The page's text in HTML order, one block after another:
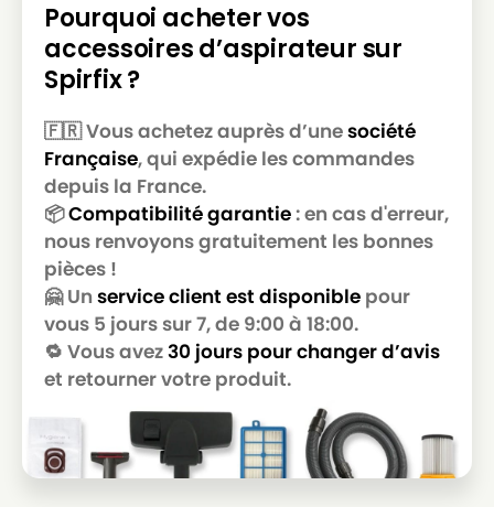
Pourquoi acheter vos
accessoires d’aspirateur sur
Spirfix ?
🇫🇷 Vous achetez auprès d’unesociété
Française, qui expédie les commandes
depuis la France.
📦Compatibilité garantie: en cas d'erreur,
nous renvoyons gratuitement les bonnes
pièces !
🤗 Un service client est disponible pour
vous 5 jours sur 7, de 9:00 à 18:00.
🔁 Vous avez30 jours pour changer d’avis
et retourner votre produit.